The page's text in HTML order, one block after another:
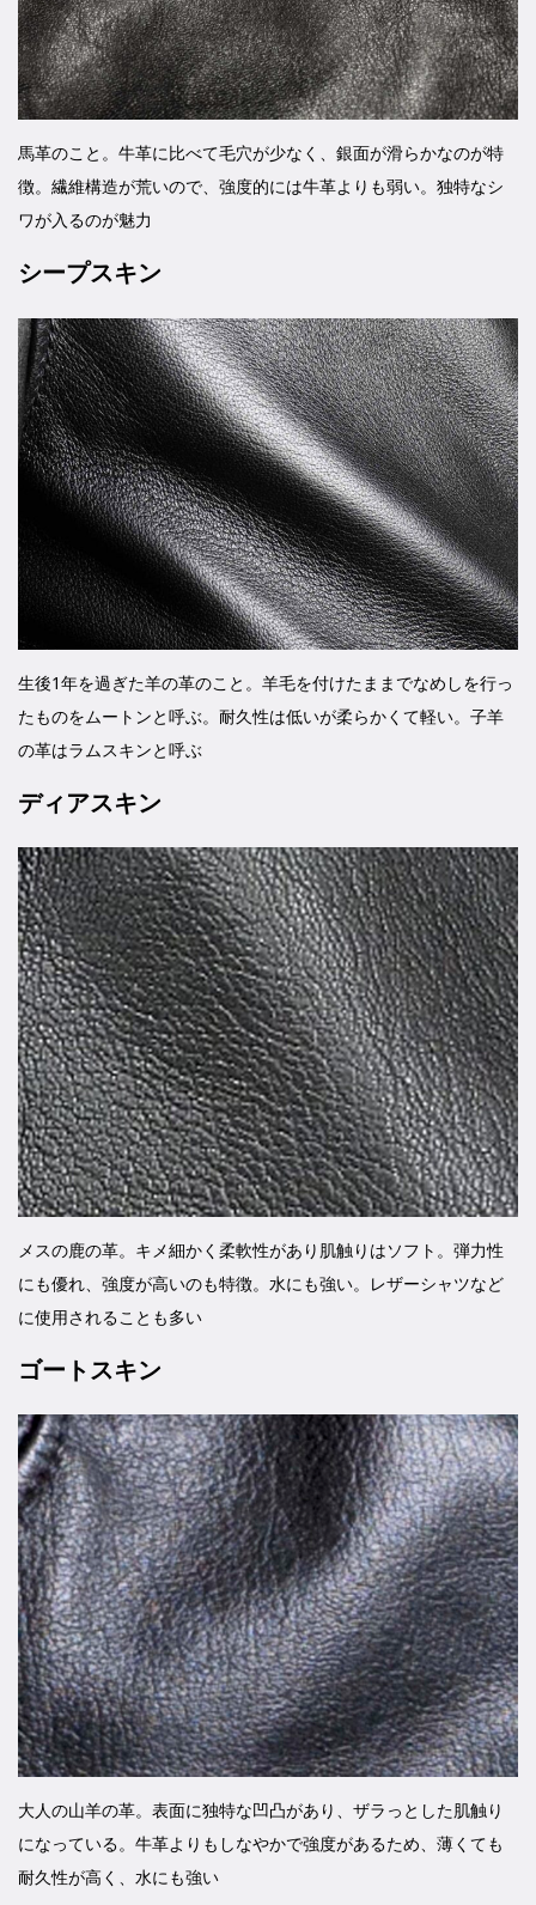
馬革のこと。牛革に比べて毛穴が少なく、銀面が滑らかなのが特
徴。繊維構造が荒いので、強度的には牛革よりも弱い。独特なシ
ワが入るのが魅力
シープスキン
生後1年を過ぎた羊の革のこと。羊毛を付けたままでなめしを行っ
たものをムートンと呼ぶ。耐久性は低いが柔らかくて軽い。子羊
の革はラムスキンと呼ぶ
ディアスキン
メスの鹿の革。キメ細かく柔軟性があり肌触りはソフト。弾力性
にも優れ、強度が高いのも特徴。水にも強い。レザーシャツなど
に使用されることも多い
ゴートスキン
大人の山羊の革。表面に独特な凹凸があり、ザラっとした肌触り
になっている。牛革よりもしなやかで強度があるため、薄くても
耐久性が高く、水にも強い